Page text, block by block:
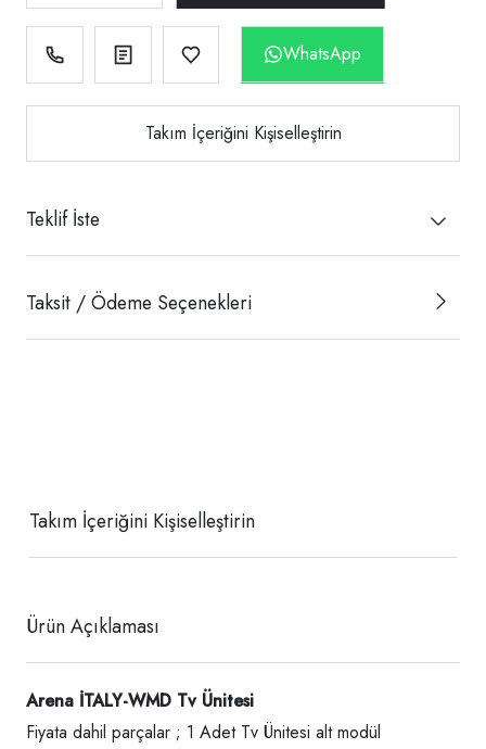
WhatsApp
Takım İçeriğini Kişiselleştirin
Teklif İste
Taksit / Ödeme Seçenekleri
Takım İçeriğini Kişiselleştirin
Ürün Açıklaması
Arena İTALY-WMD Tv Ünitesi
Fiyata dahil parçalar ; 1 Adet Tv Ünitesi alt modül